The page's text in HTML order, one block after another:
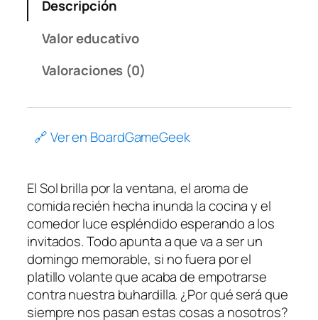
Descripción
Valor educativo
Valoraciones (0)
🔗 Ver en BoardGameGeek
El Sol brilla por la ventana, el aroma de
comida recién hecha inunda la cocina y el
comedor luce espléndido esperando a los
invitados. Todo apunta a que va a ser un
domingo memorable, si no fuera por el
platillo volante que acaba de empotrarse
contra nuestra buhardilla. ¿Por qué será que
siempre nos pasan estas cosas a nosotros?